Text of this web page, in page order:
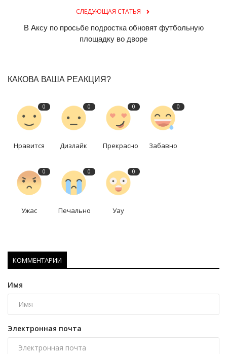
СЛЕДУЮЩАЯ СТАТЬЯ
В Аксу по просьбе подростка обновят футбольную
площадку во дворе
КАКОВА ВАША РЕАКЦИЯ?
0
Нравится
0
Дизлайк
0
Прекрасно
0
Забавно
0
Ужас
0
Печально
0
Уау
КОММЕНТАРИИ
Имя
Электронная почта